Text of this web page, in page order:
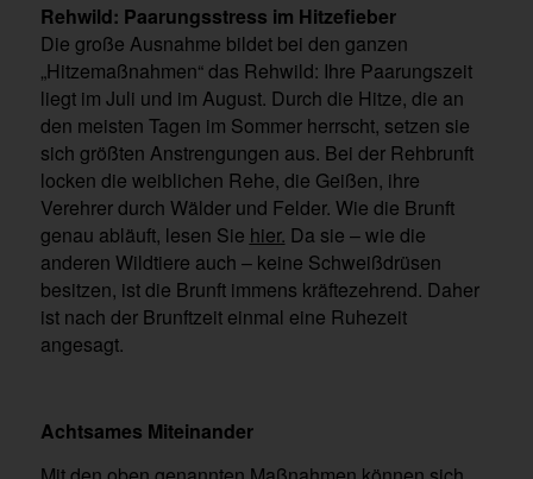
Rehwild: Paarungsstress im Hitzefieber
Die große Ausnahme bildet bei den ganzen
„Hitzemaßnahmen“ das Rehwild: Ihre Paarungszeit
liegt im Juli und im August. Durch die Hitze, die an
den meisten Tagen im Sommer herrscht, setzen sie
sich größten Anstrengungen aus. Bei der Rehbrunft
locken die weiblichen Rehe, die Geißen, ihre
Verehrer durch Wälder und Felder. Wie die Brunft
genau abläuft, lesen Sie hier. Da sie – wie die
anderen Wildtiere auch – keine Schweißdrüsen
besitzen, ist die Brunft immens kräftezehrend. Daher
ist nach der Brunftzeit einmal eine Ruhezeit
angesagt.
Achtsames Miteinander